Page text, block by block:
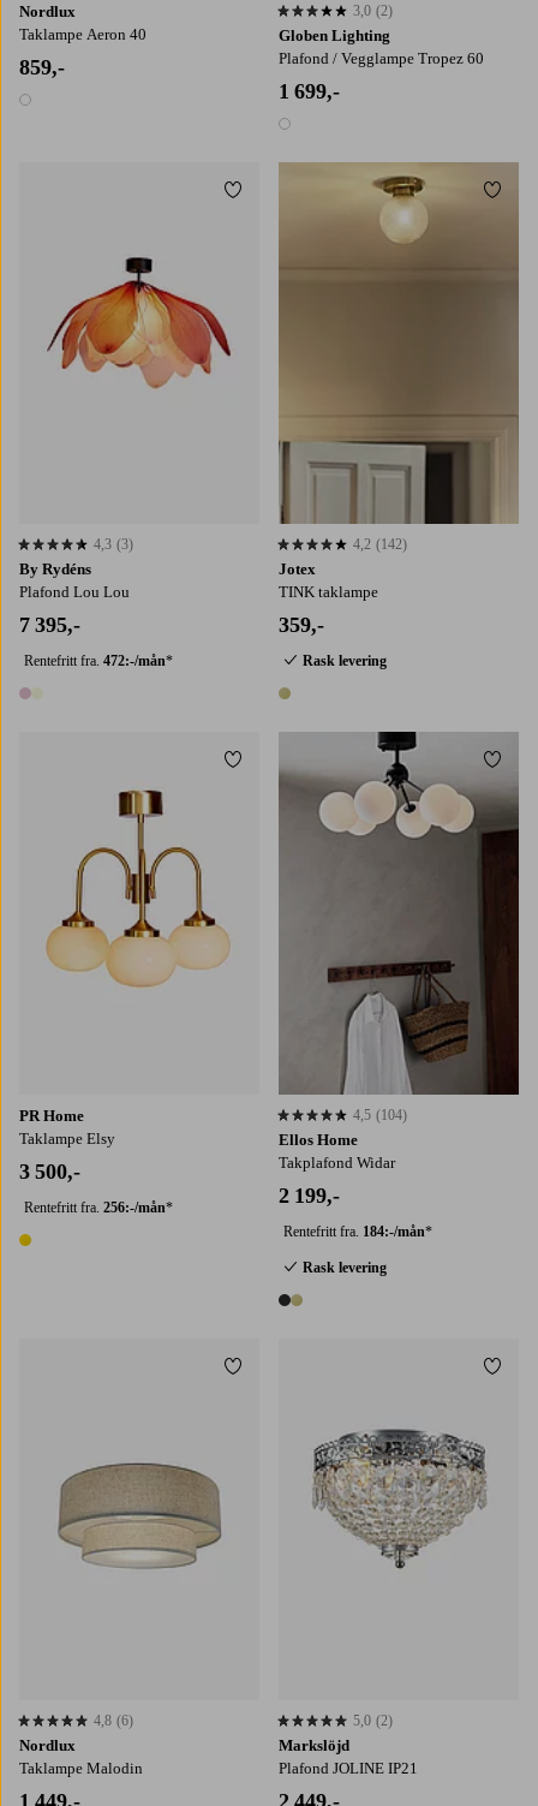
Nordlux
Taklampe Aeron 40
859,-
1 farge
Globen Lighting
Plafond / Vegglampe Tropez 60
1 699,-
1 farge
3,0 basert på 2 karaktergivninger
3,0 (2)
By Rydéns
Plafond Lou Lou
7 395,-
Rentefritt fra. 472:-/mån*
2 farger
4,3 basert på 3 karaktergivninger
4,3 (3)
Legg til favoritter
Jotex
TINK taklampe
359,-
Rask levering
1 farge
4,2 basert på 142 karaktergivninger
4,2 (142)
PR Home
Taklampe Elsy
3 500,-
Rentefritt fra. 256:-/mån*
1 farge
Legg til favoritter
Ellos Home
Takplafond Widar
2 199,-
Rentefritt fra. 184:-/mån*
Rask levering
2 farger
4,5 basert på 104 karaktergivninger
4,5 (104)
Nordlux
Taklampe Malodin
1 449,-
4,8 basert på 6 karaktergivninger
4,8 (6)
Legg til favoritter
Markslöjd
Plafond JOLINE IP21
2 449,-
5,0 basert på 2 karaktergivninger
5,0 (2)